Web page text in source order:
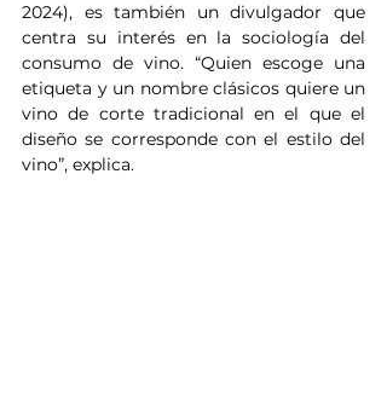
2024), es también un divulgador que
centra su interés en la sociología del
consumo de vino. “Quien escoge una
etiqueta y un nombre clásicos quiere un
vino de corte tradicional en el que el
diseño se corresponde con el estilo del
vino”, explica.